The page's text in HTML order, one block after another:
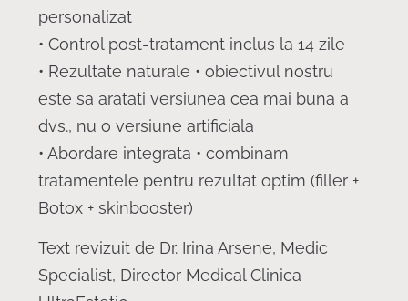
personalizat
• Control post-tratament inclus la 14 zile
• Rezultate naturale • obiectivul nostru
este sa aratati versiunea cea mai buna a
dvs., nu o versiune artificiala
• Abordare integrata • combinam
tratamentele pentru rezultat optim (filler +
Botox + skinbooster)
Text revizuit de Dr. Irina Arsene, Medic
Specialist, Director Medical Clinica